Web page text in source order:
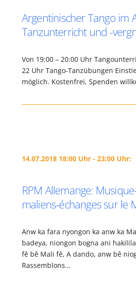
Argentinischer Tango im
Tanzunterricht und -
Von 19:00 – 20:00 Uhr
22 Uhr Tango-Tanzübungen
möglich. Kostenfrei, Spenden
14.07.2018 18:00 Uhr - 23:00 Uhr:
RPM Allemange:
maliens-échanges sur le
Anw ka fara nyongon ka anw ka
badeya, niongon bogna ani
fê bê Mali fê, A dando, anw bê
Rassemblons…